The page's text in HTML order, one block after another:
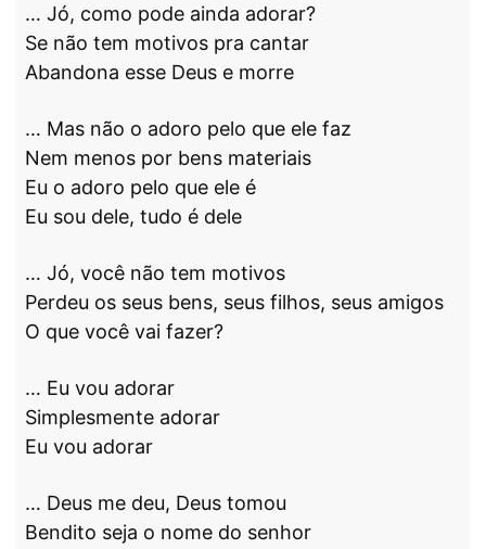
… Jó, como pode ainda adorar?
Se não tem motivos pra cantar
Abandona esse Deus e morre
… Mas não o adoro pelo que ele faz
Nem menos por bens materiais
Eu o adoro pelo que ele é
Eu sou dele, tudo é dele
… Jó, você não tem motivos
Perdeu os seus bens, seus filhos, seus amigos
O que você vai fazer?
… Eu vou adorar
Simplesmente adorar
Eu vou adorar
… Deus me deu, Deus tomou
Bendito seja o nome do senhor